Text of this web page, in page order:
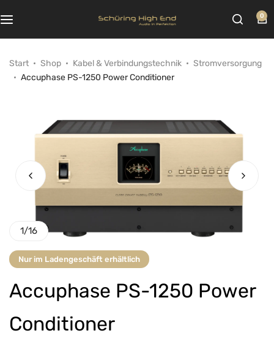
0
Start Shop Kabel & Verbindungstechnik
Stromversorgung
Accuphase PS-1250 Power Conditioner
1/16
Nur im Ladengeschäft erhältlich
Accuphase PS-1250 Power
Conditioner